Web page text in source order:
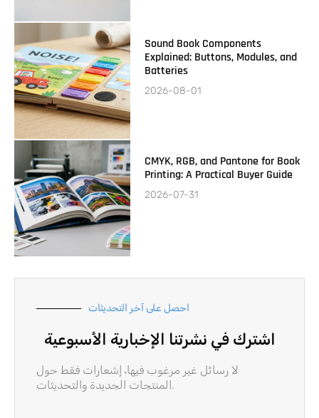
Sound Book Components
Explained: Buttons, Modules, and
Batteries
2026-08-01
CMYK, RGB, and Pantone for Book
Printing: A Practical Buyer Guide
2026-07-31
احصل على آخر التحديثات
اشترك في نشرتنا الإخبارية الأسبوعية
لا رسائل غير مرغوب فيها، إشعارات فقط حول
المنتجات الجديدة والتحديثات.